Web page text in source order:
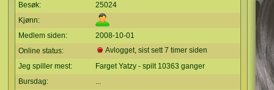
Besøk:
25024
Kjønn:
Medlem siden:
2008-10-01
Online status:
Avlogget, sist sett 7 timer siden
Jeg spiller mest:
Farget Yatzy - spilt 10363 ganger
Bursdag:
...